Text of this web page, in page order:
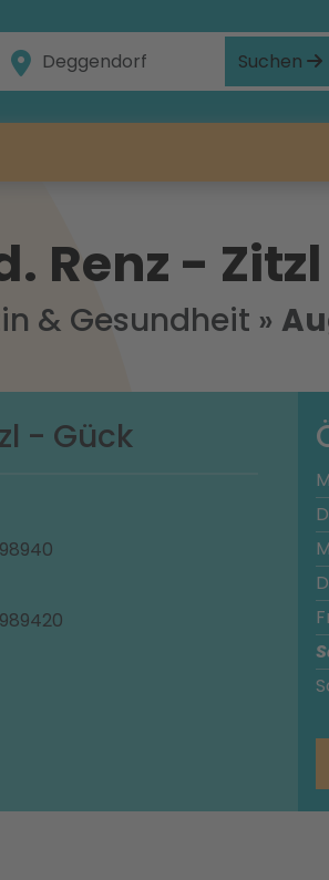
Suchen
Renz -
& Gesundheit »
- Gück